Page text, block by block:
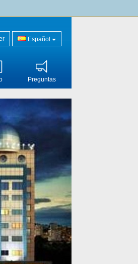
Español
Preguntas